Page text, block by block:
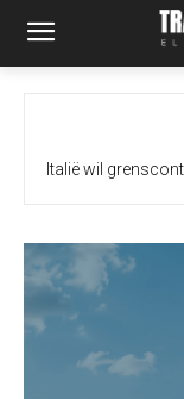
Italië wil
Extra